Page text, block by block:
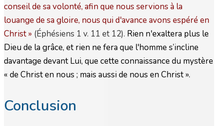
conseil de sa volonté, afin que nous servions à la
louange de sa gloire, nous qui d'avance avons espéré en
Christ » (Éphésiens 1 v. 11 et 12). Rien n'exaltera plus le
Dieu de la grâce, et rien ne fera que l'homme s’incline
davantage devant Lui, que cette connaissance du mystère
« de Christ en nous ; mais aussi de nous en Christ ».
Conclusion